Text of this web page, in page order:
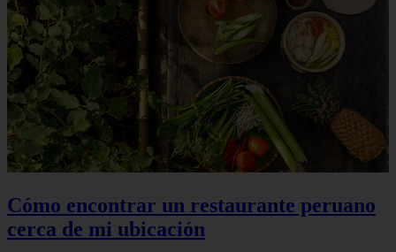
Cómo encontrar un restaurante peruano
cerca de mi ubicación